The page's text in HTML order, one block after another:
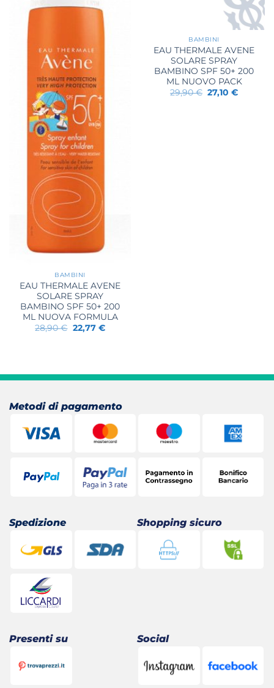
BAMBINI
EAU THERMALE AVENE
SOLARE SPRAY
BAMBINO SPF 50+ 200
ML NUOVA FORMULA
28,90€ Il
prezzo
22,77 €Il
BAMBINI
EAU THERMALE AVENE
SOLARE SPRAY
BAMBINO SPF 50+ 200
ML NUOVO PACK
29,90€ Il
prezzo
27,10€Il
Metodi di pagamento
Spedizione Shopping sicuro
Presenti su Social